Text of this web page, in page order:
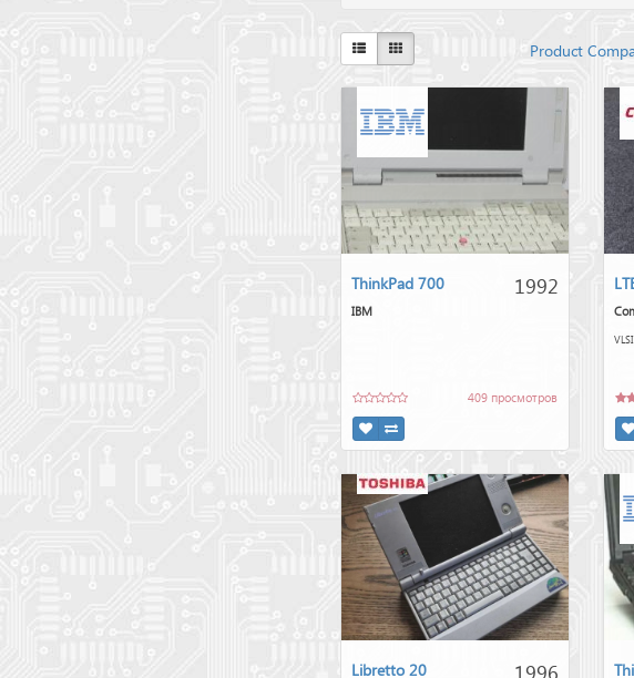
Product
1992
ThinkPad 700
IBM
409 просмотров
VLSI
1996
Libretto 20